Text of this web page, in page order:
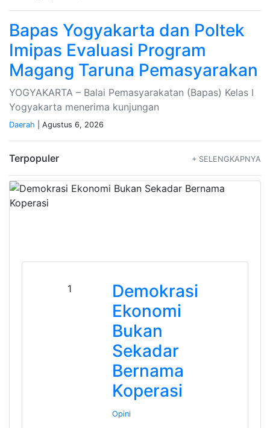
Bapas Yogyakarta dan Poltek
Imipas Evaluasi Program
Magang Taruna Pemasyarakan
YOGYAKARTA – Balai Pemasyarakatan (Bapas) Kelas I
Yogyakarta menerima kunjungan
Daerah | Agustus 6, 2026
Terpopuler + SELENGKAPNYA
1
Demokrasi
Ekonomi
Bukan
Sekadar
Bernama
Koperasi
Opini